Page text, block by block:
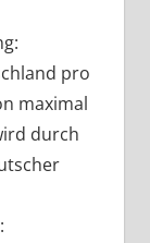
pro
maximal
durch